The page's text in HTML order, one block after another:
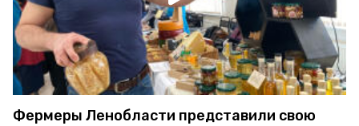
Фермеры Ленобласти представили свою